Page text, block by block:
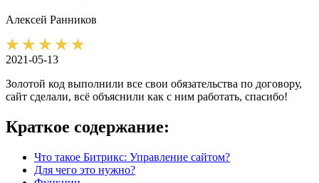
Алексей Ранников
2021-05-13
Золотой код выполнили все свои обязательства по договору,
сайт сделали, всё объяснили как с ним работать, спасибо!
Краткое содержание:
Что такое Битрикс: Управление сайтом?
Для чего это нужно?